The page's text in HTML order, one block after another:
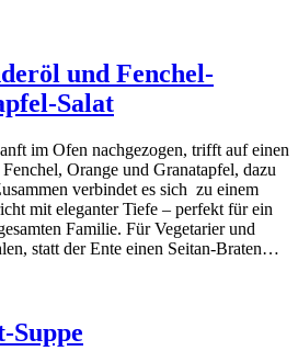
und Fenchel-
Salat
im Ofen nachgezogen, trifft auf einen
Orange und Granatapfel, dazu
verbindet es sich zu einem
mit eleganter Tiefe – perfekt für ein
Familie. Für Vegetarier und
statt der Ente einen Seitan-Braten…
Suppe